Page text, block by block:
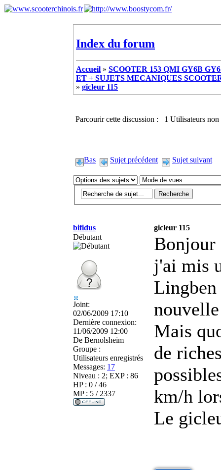
Index du forum
Accueil » SCOOTER 153 QMI GY6B
ET + SUJETS MECANIQUES
» gicleur 115
Parcourir cette discussion : 1 Utilisateurs non
Bas Sujet précédent Sujet suivant
bifidus
gicleur 115
Débutant
Joint:
02/06/2009 17:10
Dernière connexion:
11/06/2009 12:00
De Bernolsheim
Groupe :
Utilisateurs enregistrés
Messages: 17
Niveau : 2; EXP : 86
HP : 0 / 46
MP : 5 / 2337
Bonjour
j'ai mis
Lingben
Mais
de
km/h
Le